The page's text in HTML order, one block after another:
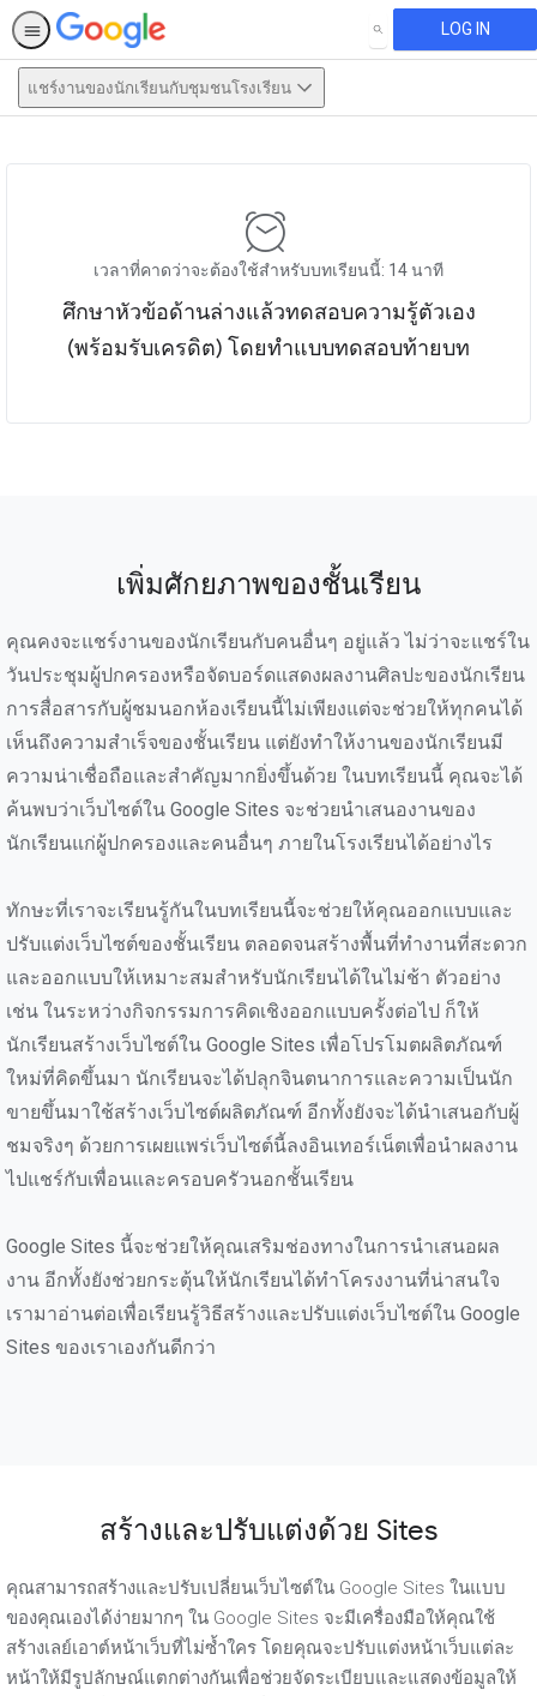
SEARCH LOG IN
แชร์งานของนักเรียนกับชุมชนโรงเรียน
เวลาที่คาดว่าจะต้องใช้สำหรับบทเรียนนี้: 14 นาที
ศึกษาหัวข้อด้านล่างแล้วทดสอบความรู้ตัวเอง
(พร้อมรับเครดิต) โดยทำแบบทดสอบท้ายบท
เพิ่มศักยภาพของชั้นเรียน
คุณคงจะแชร์งานของนักเรียนกับคนอื่นๆ อยู่แล้ว ไม่ว่าจะแชร์ใน
วันประชุมผู้ปกครองหรือจัดบอร์ดแสดงผลงานศิลปะของนักเรียน
การสื่อสารกับผู้ชมนอกห้องเรียนนี้ไม่เพียงแต่จะช่วยให้ทุกคนได้
เห็นถึงความสำเร็จของชั้นเรียน แต่ยังทำให้งานของนักเรียนมี
ความน่าเชื่อถือและสำคัญมากยิ่งขึ้นด้วย ในบทเรียนนี้ คุณจะได้
ค้นพบว่าเว็บไซต์ใน Google Sites จะช่วยนำเสนองานของ
นักเรียนแก่ผู้ปกครองและคนอื่นๆ ภายในโรงเรียนได้อย่างไร
ทักษะที่เราจะเรียนรู้กันในบทเรียนนี้จะช่วยให้คุณออกแบบและ
ปรับแต่งเว็บไซต์ของชั้นเรียน ตลอดจนสร้างพื้นที่ทำงานที่สะดวก
และออกแบบให้เหมาะสมสำหรับนักเรียนได้ในไม่ช้า ตัวอย่าง
เช่น ในระหว่างกิจกรรมการคิดเชิงออกแบบครั้งต่อไป ก็ให้
นักเรียนสร้างเว็บไซต์ใน Google Sites เพื่อโปรโมตผลิตภัณฑ์
ใหม่ที่คิดขึ้นมา นักเรียนจะได้ปลุกจินตนาการและความเป็นนัก
ขายขึ้นมาใช้สร้างเว็บไซต์ผลิตภัณฑ์ อีกทั้งยังจะได้นำเสนอกับผู้
ชมจริงๆ ด้วยการเผยแพร่เว็บไซต์นี้ลงอินเทอร์เน็ตเพื่อนำผลงาน
ไปแชร์กับเพื่อนและครอบครัวนอกชั้นเรียน
Google Sites นี้จะช่วยให้คุณเสริมช่องทางในการนำเสนอผล
งาน อีกทั้งยังช่วยกระตุ้นให้นักเรียนได้ทำโครงงานที่น่าสนใจ
เรามาอ่านต่อเพื่อเรียนรู้วิธีสร้างและปรับแต่งเว็บไซต์ใน Google
Sites ของเราเองกันดีกว่า
สร้างและปรับแต่งด้วย Sites
คุณสามารถสร้างและปรับเปลี่ยนเว็บไซต์ใน Google Sites ในแบบ
ของคุณเองได้ง่ายมากๆ ใน Google Sites จะมีเครื่องมือให้คุณใช้
สร้างเลย์เอาต์หน้าเว็บที่ไม่ซ้ำใคร โดยคุณจะปรับแต่งหน้าเว็บแต่ละ
หน้าให้มีรูปลักษณ์แตกต่างกันเพื่อช่วยจัดระเบียบและแสดงข้อมูลให้